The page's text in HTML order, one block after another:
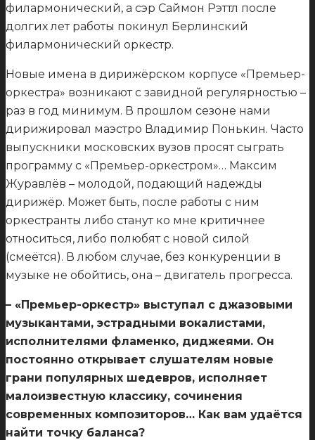
филармонический, а сэр Саймон Рэттл после
долгих лет работы покинул Берлинский
филармонический оркестр.
Новые имена в дирижёрском корпусе «Премьер-
оркестра» возникают с завидной регулярностью –
раз в год минимум. В прошлом сезоне нами
дирижировал маэстро Владимир Понькин. Часто
выпускники московских вузов просят сыграть
программу с «Премьер-оркестром»… Максим
Журавлёв – молодой, подающий надежды
дирижёр. Может быть, после работы с ним
оркестранты либо станут ко мне критичнее
относиться, либо полюбят с новой силой
(смеётся). В любом случае, без конкуренции в
музыке не обойтись, она – двигатель прогресса.
– «Премьер-оркестр» выступал с джазовыми
музыкантами, эстрадными вокалистами,
исполнителями фламенко, диджеями. Он
постоянно открывает слушателям новые
грани популярных шедевров, исполняет
малоизвестную классику, сочинения
современных композиторов… Как вам удаётся
найти точку баланса?